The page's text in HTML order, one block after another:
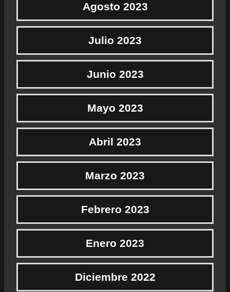
Agosto 2023
Julio 2023
Junio 2023
Mayo 2023
Abril 2023
Marzo 2023
Febrero 2023
Enero 2023
Diciembre 2022